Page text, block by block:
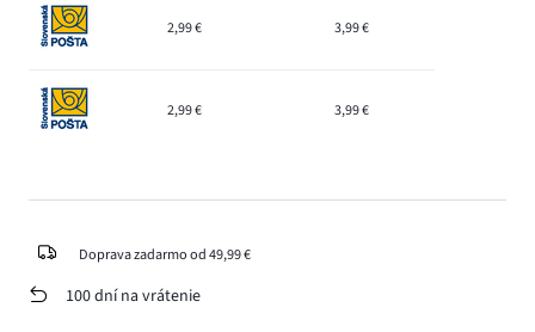
2,99 € 3,99 €
2,99 € 3,99 €
Doprava zadarmo od 49,99 €
100 dní na vrátenie